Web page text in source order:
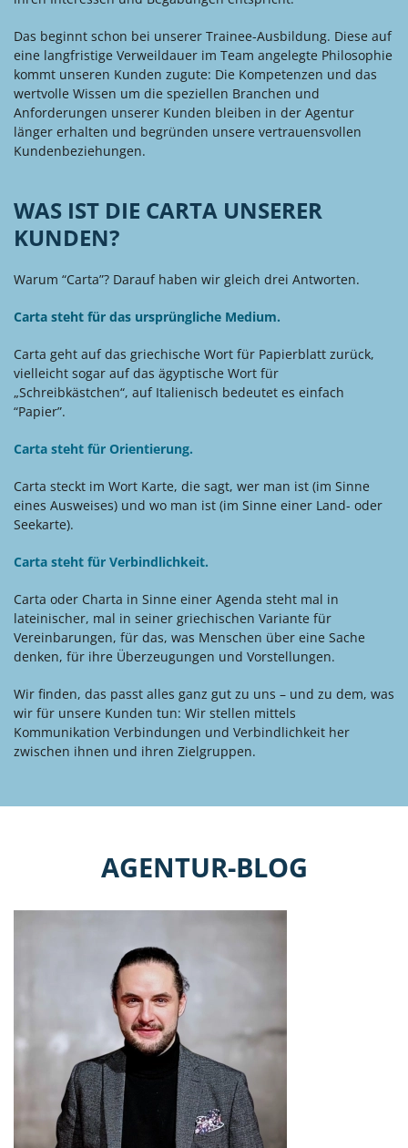
Das beginnt schon bei unserer Trainee-Ausbildung. Diese auf
eine langfristige Verweildauer im Team angelegte Philosophie
kommt unseren Kunden zugute: Die Kompetenzen und das
wertvolle Wissen um die speziellen Branchen und
Anforderungen unserer Kunden bleiben in der Agentur
länger erhalten und begründen unsere vertrauensvollen
Kundenbeziehungen.
WAS IST DIE CARTA UNSERER
KUNDEN?
Warum “Carta”? Darauf haben wir gleich drei Antworten.
Carta steht für das ursprüngliche Medium.
Carta geht auf das griechische Wort für Papierblatt zurück,
vielleicht sogar auf das ägyptische Wort für
„Schreibkästchen“, auf Italienisch bedeutet es einfach
“Papier”.
Carta steht für Orientierung.
Carta steckt im Wort Karte, die sagt, wer man ist (im Sinne
eines Ausweises) und wo man ist (im Sinne einer Land- oder
Seekarte).
Carta steht für Verbindlichkeit.
Carta oder Charta in Sinne einer Agenda steht mal in
lateinischer, mal in seiner griechischen Variante für
Vereinbarungen, für das, was Menschen über eine Sache
denken, für ihre Überzeugungen und Vorstellungen.
Wir finden, das passt alles ganz gut zu uns – und zu dem, was
wir für unsere Kunden tun: Wir stellen mittels
Kommunikation Verbindungen und Verbindlichkeit her
zwischen ihnen und ihren Zielgruppen.
AGENTUR-BLOG